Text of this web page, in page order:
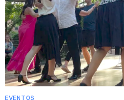
EVENTOS